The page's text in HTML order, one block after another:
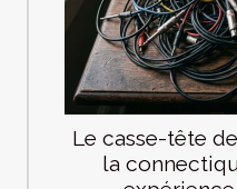
Le casse-tête
la